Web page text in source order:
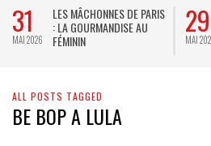
31
MAI 2026
LES MÂCHONNES DE PARIS
: LA GOURMANDISE AU
FÉMININ
29
MAI
ALL POSTS TAGGED
BE BOP A LULA